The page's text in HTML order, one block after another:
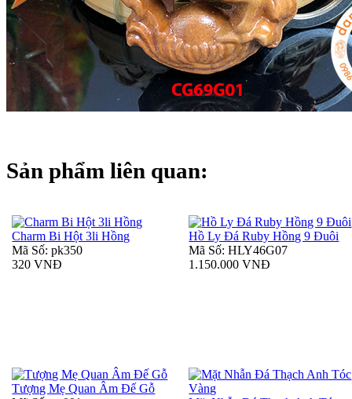
Sản phẩm liên quan:
Charm Bi Hột 3li Hồng
Mã Số: pk350
320 VNĐ
Hồ Ly Đá Ruby Hồng 9 Đuôi
Mã Số: HLY46G07
1.150.000 VNĐ
Tượng Mẹ Quan Âm Đế Gỗ